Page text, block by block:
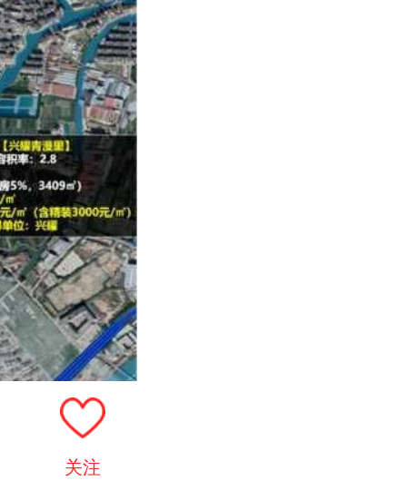
关注